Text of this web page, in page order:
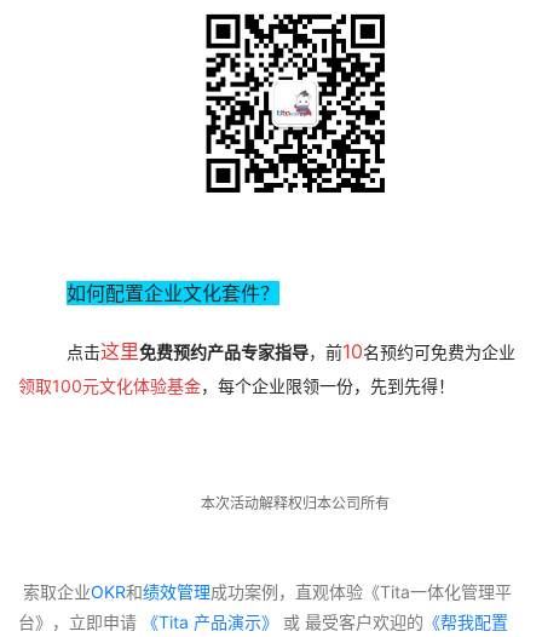
如何配置企业文化套件？
点击这里免费预约产品专家指导，前10名预约可免费为企业
领取100元文化体验基金，每个企业限领一份，先到先得！
本次活动解释权归本公司所有
索取企业OKR和绩效管理成功案例，直观体验《Tita一体化管理平
台》，立即申请 《Tita 产品演示》 或 最受客户欢迎的 《帮我配置